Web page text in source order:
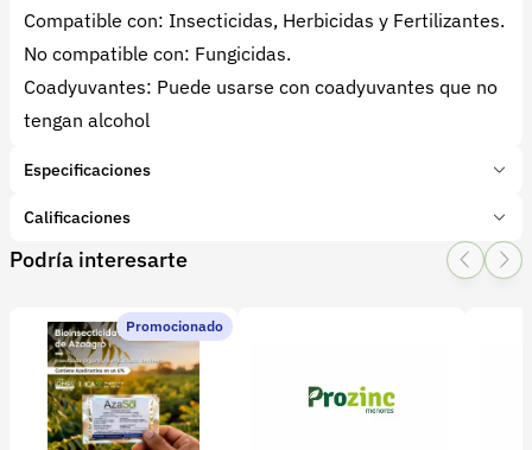
Compatible con: Insecticidas, Herbicidas y Fertilizantes.
No compatible con: Fungicidas.
Coadyuvantes: Puede usarse con coadyuvantes que no
tengan alcohol
Especificaciones
Marca:
Bio-Crop
Tipo de producto:Insumo
Subcategoría:Bioinsecticidas
Calificaciones
1 Star
2 Star
3 Star4 Star
0 calificaciones
Podría interesarte
Promocionado